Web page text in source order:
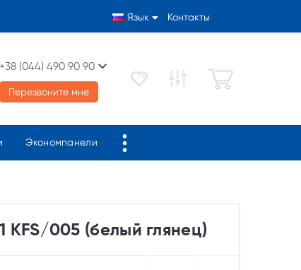
Язык Контакты
+38 (044) 490 90 90
Перезвоните мне
Экономпанели
KFS/005 (белый глянец)